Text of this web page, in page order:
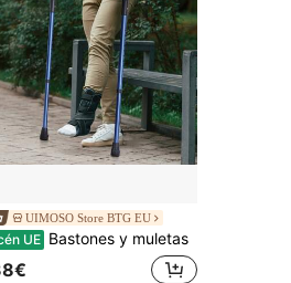
UIMOSO Store BTG EU
UE Bastones y muletas